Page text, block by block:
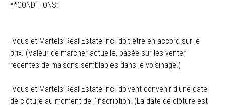
**CONDITIONS:
-Vous et Martels Real Estate Inc. doit être en accord sur le
prix. (Valeur de marcher actuelle, basée sur les venter
récentes de maisons semblables dans le voisinage.)
-Vous et Martels Real Estate Inc. doivent convenir d'une date
de clôture au moment de l'inscription. (La date de clôture est